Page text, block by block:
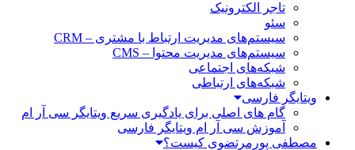
تاجر الکترونیک
سئو
سیستم‌های مدیریت ارتباط با مشتری – CRM
سیستم‌های مدیریت محتوا – CMS
شبکه‌های اجتماعی
شبکه‌های ارتباطی
ویتایگر فارسی
گام های اصلی برای یادگیری سریع ویتایگر سی آر ام
آموزش سی آر ام ویتایگر فارسی
مصطفی پورمرتضوی کیست؟